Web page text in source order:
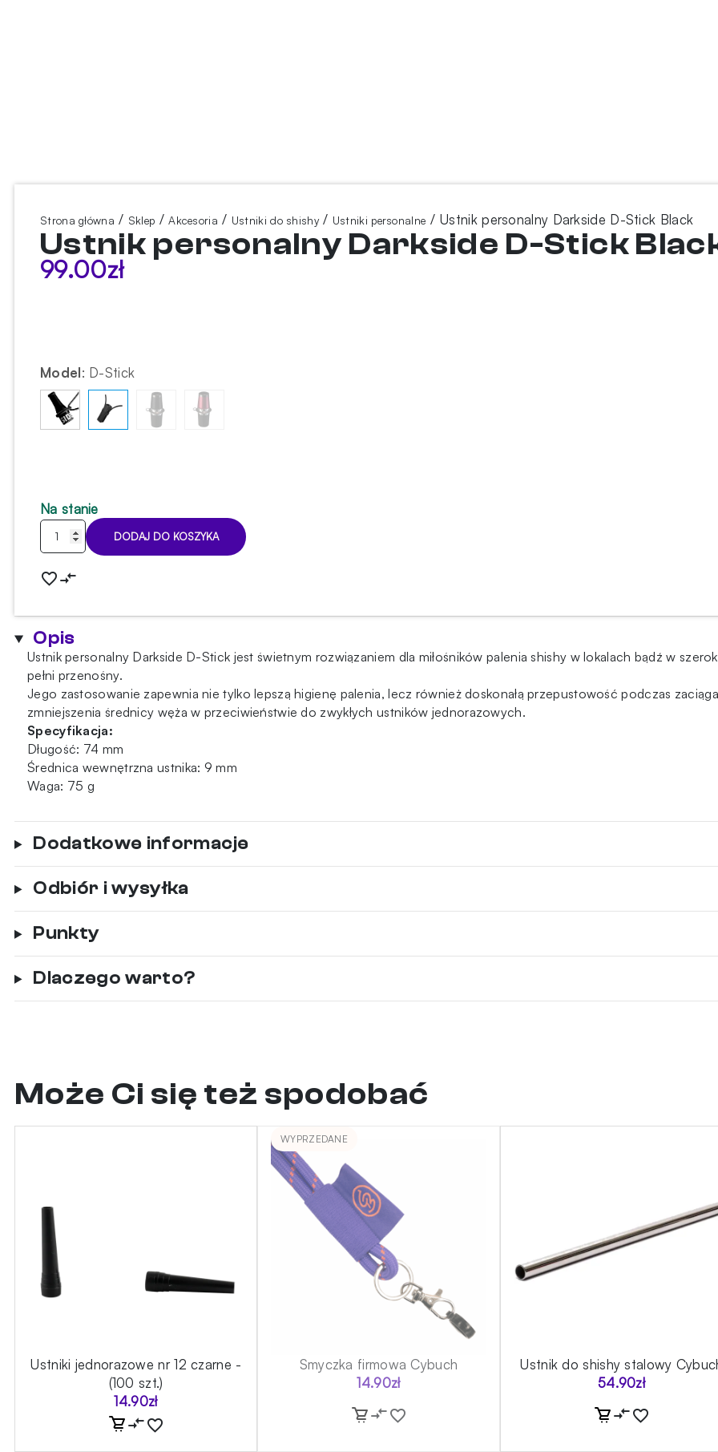
Strona główna / Sklep /Akcesoria / Ustniki do shishy/ Ustniki personalne / Ustnik personalny Darkside D-Stick Black
Ustnik personalny Darkside D-Stick
99.00zł
Model: D-Stick
Na stanie
ilość
Ustnik
Darkside
Stick
Black
DODAJ DO KOSZYKA
Opis
Ustnik personalny Darkside D-Stick jest świetnym rozwiązaniem dla miłośników palenia shishy w lokalach bądź w
pełni przenośny.
Jego zastosowanie zapewnia nie tylko lepszą higienę palenia, lecz również doskonałą przepustowość podczas
zmniejszenia średnicy węża w przeciwieństwie do zwykłych ustników jednorazowych.
Specyfikacja:
Długość: 74 mm
Średnica wewnętrzna ustnika: 9 mm
Waga: 75 g
Dodatkowe informacje
Odbiór i wysyłka
Punkty
Dlaczego warto?
Może Ci się też spodobać
Ustniki jednorazowe nr 12 czarne -
(100 szt.)
14.90zł
WYPRZEDANE
Smyczka firmowa Cybuch
14.90zł
Ustnik do shishy stalowy
54.90zł